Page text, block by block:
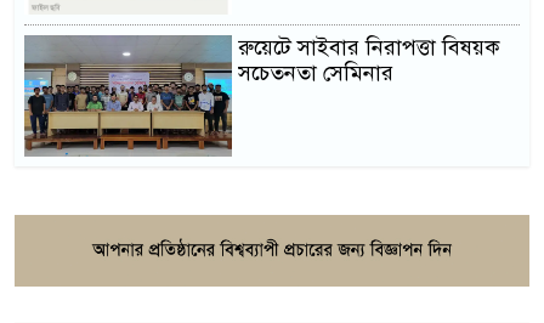
রুয়েটে সাইবার নিরাপত্তা বিষয়ক
সচেতনতা সেমিনার